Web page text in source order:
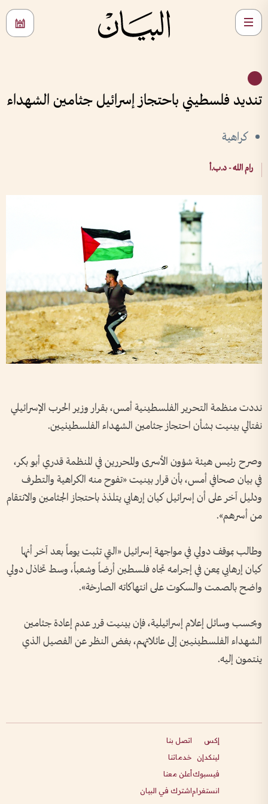
تنديد فلسطيني باحتجاز إسرائيل جثامين الشهداء
كراهية
رام الله - د.ب.أ
نددت منظمة التحرير الفلسطينية أمس، بقرار وزير الحرب الإسرائيلي
نفتالي بينيت بشأن احتجاز جثامين الشهداء الفلسطينيين.
وصرح رئيس هيئة شؤون الأسرى والمحررين في المنظمة قدري أبو بكر،
في بيان صحافي أمس، بأن قرار بينيت «تفوح منه الكراهية والتطرف
ودليل آخر على أن إسرائيل كيان إرهابي يتلذذ باحتجاز الجثامين والانتقام
من أسرهم».
وطالب بموقف دولي في مواجهة إسرائيل «التي تثبت يوماً بعد آخر أنها
كيان إرهابي يمعن في إجرامه تجاه فلسطين أرضاً وشعباً، وسط تخاذل دولي
واضح بالصمت والسكوت على انتهاكاته الصارخة».
وبحسب وسائل إعلام إسرائيلية، فإن بينيت قرر عدم إعادة جثامين
الشهداء الفلسطينيين إلى عائلاتهم، بغض النظر عن الفصيل الذي
ينتمون إليه.
إكس
لينكدإن
فيسبوك
انستغرام
اتصل بنا
خدماتنا
أعلن معنا
اشترك في البيان